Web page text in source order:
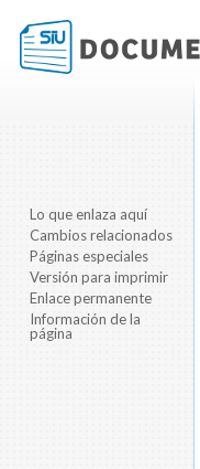
Lo que enlaza aquí
Cambios relacionados
Páginas especiales
Versión para imprimir
Enlace permanente
Información de la
página